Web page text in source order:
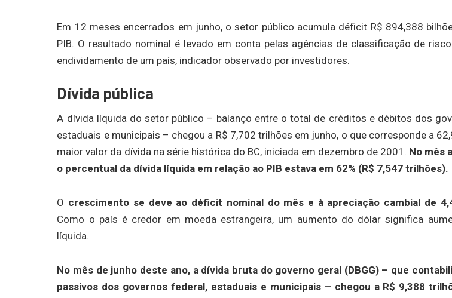
Em 12 meses encerrados em junho, o setor público acumula déficit R$ 894,388
PIB. O resultado nominal é levado em conta pelas agências de classificação de
endividamento de um país, indicador observado por investidores.
Dívida pública
A dívida líquida do setor público – balanço entre o total de créditos e débitos dos
estaduais e municipais – chegou a R$ 7,702 trilhões em junho, o que corresponde a
maior valor da dívida na série histórica do BC, iniciada em dezembro de 2001. No mês
o percentual da dívida líquida em relação ao PIB estava em 62% (R$ 7,547 trilhões).
O crescimento se deve ao déficit nominal do mês e à apreciação cambial de
Como o país é credor em moeda estrangeira, um aumento do dólar significa
líquida.
No mês de junho deste ano, a dívida bruta do governo geral (DBGG) – que
passivos dos governos federal, estaduais e municipais – chegou a R$ 9,388